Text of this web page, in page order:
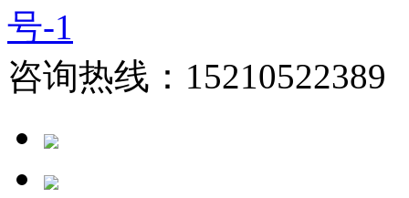
号-1
咨询热线：